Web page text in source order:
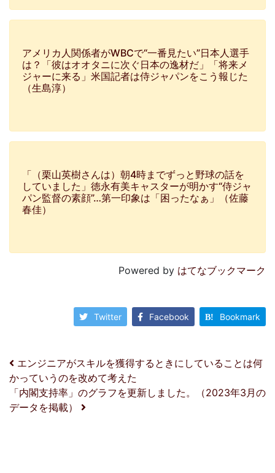
アメリカ人関係者がWBCで“一番見たい”日本人選手
は？「彼はオオタニに次ぐ日本の逸材だ」「将来メ
ジャーに来る」米国記者は侍ジャパンをこう報じた
（生島淳）
「（栗山英樹さんは）朝4時までずっと野球の話を
していました」徳永有美キャスターが明かす“侍ジャ
パン監督の素顔”…第一印象は「困ったなぁ」（佐藤
春佳）
Powered by はてなブックマーク
Twitter Facebook Bookmark
投稿ナビゲーション
エンジニアがスキルを獲得するときにしていることは何
かっていうのを改めて考えた
「内閣支持率」のグラフを更新しました。（2023年3月の
データを掲載）